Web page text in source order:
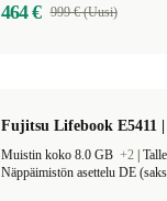
464 € 999 € (Uusi)
Fujitsu Lifebook E5411
Muistin koko 8.0 GB +2
Näppäimistön asettelu DE